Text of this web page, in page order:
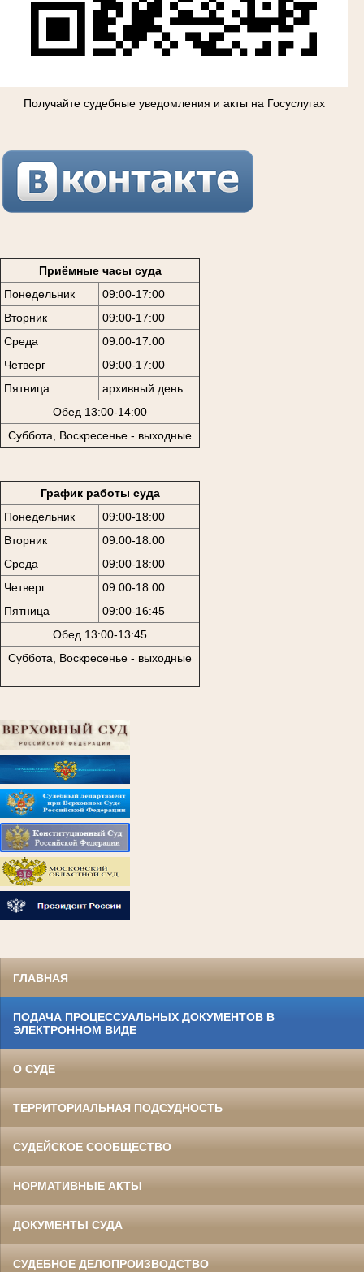
Получайте судебные уведомления и акты на Госуслугах
Приёмные часы суда
Понедельник
09:00-17:00
Вторник
09:00-17:00
Среда
09:00-17:00
Четверг
09:00-17:00
Пятница
архивный день
Обед 13:00-14:00
Суббота, Воскресенье - выходные
График работы суда
Понедельник
09:00-18:00
Вторник
09:00-18:00
Среда
09:00-18:00
Четверг
09:00-18:00
Пятница
09:00-16:45
Обед 13:00-13:45
Суббота, Воскресенье - выходные
ГЛАВНАЯ
ПОДАЧА ПРОЦЕССУАЛЬНЫХ ДОКУМЕНТОВ В
ЭЛЕКТРОННОМ ВИДЕ
О СУДЕ
ТЕРРИТОРИАЛЬНАЯ ПОДСУДНОСТЬ
СУДЕЙСКОЕ СООБЩЕСТВО
НОРМАТИВНЫЕ АКТЫ
ДОКУМЕНТЫ СУДА
СУДЕБНОЕ ДЕЛОПРОИЗВОДСТВО